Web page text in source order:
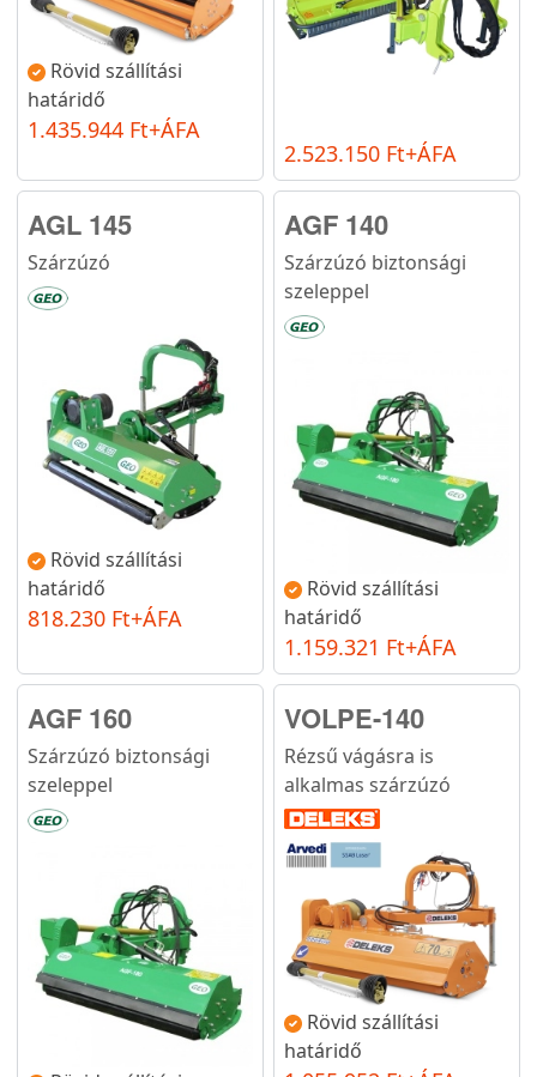
Rövid szállítási
határidő
1.435.944 Ft+ÁFA
2.523.150 Ft+ÁFA
AGL 145
Szárzúzó
Rövid szállítási
határidő
818.230 Ft+ÁFA
AGF 140
Szárzúzó biztonsági
szeleppel
Rövid szállítási
határidő
1.159.321 Ft+ÁFA
AGF 160
Szárzúzó biztonsági
szeleppel
VOLPE-140
Rézsű vágásra is
alkalmas szárzúzó
Rövid szállítási
határidő